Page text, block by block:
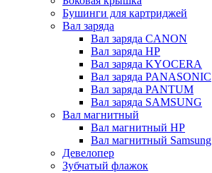
Бушинги для картриджей
Вал заряда
Вал заряда CANON
Вал заряда HP
Вал заряда KYOCERA
Вал заряда PANASONIC
Вал заряда PANTUM
Вал заряда SAMSUNG
Вал магнитный
Вал магнитный HP
Вал магнитный Samsung
Девелопер
Зубчатый флажок